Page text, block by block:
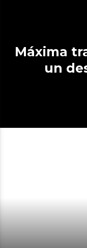
Máxima transpirabilidad para
un